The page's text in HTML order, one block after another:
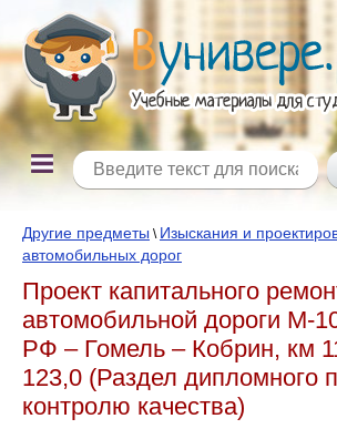
Другие предметы \ Изыскания и
автомобильных дорог
Проект капитального
автомобильной дороги М-
РФ – Гомель – Кобрин, км
123,0 (Раздел дипломного
контролю качества)